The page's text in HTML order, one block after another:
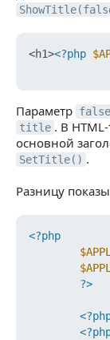
<h1><?php
Параметр false
title . В HTML-
основной
SetTitle() .
Разницу
<?php
?>